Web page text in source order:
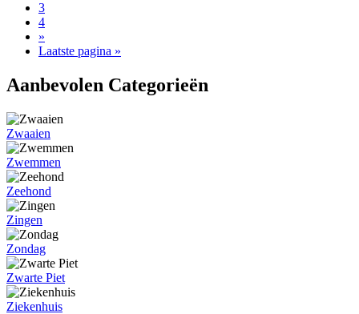
3
4
»
Laatste pagina »
Aanbevolen Categorieën
Zwaaien
Zwemmen
Zeehond
Zingen
Zondag
Zwarte Piet
Ziekenhuis